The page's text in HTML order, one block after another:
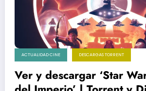
ACTUALIDAD CINE DESCARGAS TORRENT
Ver y descargar ‘Star